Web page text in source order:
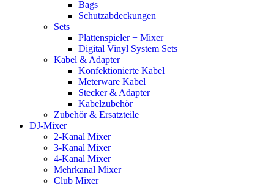
Bags
Schutzabdeckungen
Sets
Plattenspieler + Mixer
Digital Vinyl System Sets
Kabel & Adapter
Konfektionierte Kabel
Meterware Kabel
Stecker & Adapter
Kabelzubehör
Zubehör & Ersatzteile
DJ-Mixer
2-Kanal Mixer
3-Kanal Mixer
4-Kanal Mixer
Mehrkanal Mixer
Club Mixer